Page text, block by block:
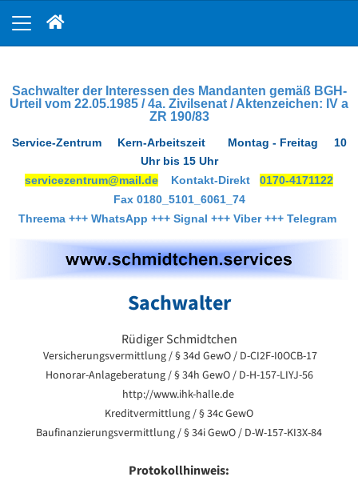
Sachwalter der Interessen des Mandanten gemäß BGH-
Urteil vom 22.05.1985 / 4a. Zivilsenat / Aktenzeichen: IV a
ZR 190/83
Service-Zentrum Kern-Arbeitszeit Montag - Freitag 10
Uhr bis 15 Uhr
servicezentrum@mail.de Kontakt-Direkt 0170-4171122
Fax 0180_5101_6061_74
Threema +++ WhatsApp +++ Signal +++ Viber +++ Telegram
Sachwalter
Rüdiger Schmidtchen
Versicherungsvermittlung / § 34d GewO / D-CI2F-I0OCB-17
Honorar-Anlageberatung / § 34h GewO / D-H-157-LIYJ-56
http://www.ihk-halle.de
Kreditvermittlung / § 34c GewO
Baufinanzierungsvermittlung / § 34i GewO / D-W-157-KI3X-84
Protokollhinweis: